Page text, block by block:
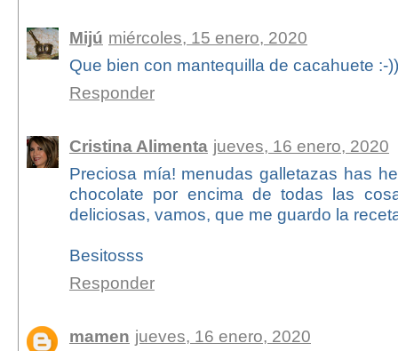
Mijú miércoles, 15 enero, 2020
Que bien con mantequilla de cacahuete :-
Responder
Cristina Alimenta jueves, 16 enero, 2020
Preciosa mía! menudas galletazas has
chocolate por encima de todas las
deliciosas, vamos, que me guardo la
Besitosss
Responder
mamen jueves, 16 enero, 2020